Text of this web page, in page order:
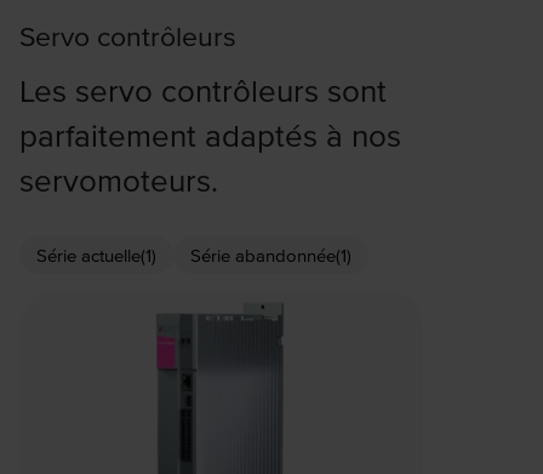
Servo contrôleurs
Les servo contrôleurs sont
parfaitement adaptés à nos
servomoteurs.
Série actuelle(1) Série abandonnée(1)